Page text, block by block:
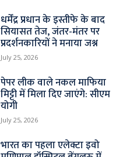
धर्मेंद्र प्रधान के इस्तीफे के बाद
सियासत तेज, जंतर-मंतर पर
प्रदर्शनकारियों ने मनाया जश्न
July 25, 2026
पेपर लीक वाले नकल माफिया
मिट्टी में मिला दिए जाएंगे: सीएम
योगी
July 25, 2026
भारत का पहला एलेक्टा इवो